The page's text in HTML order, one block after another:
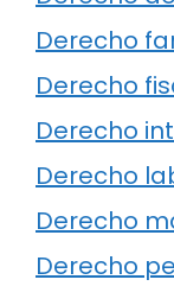
Derecho
Derecho
Derecho
Derecho
Derecho
Derecho